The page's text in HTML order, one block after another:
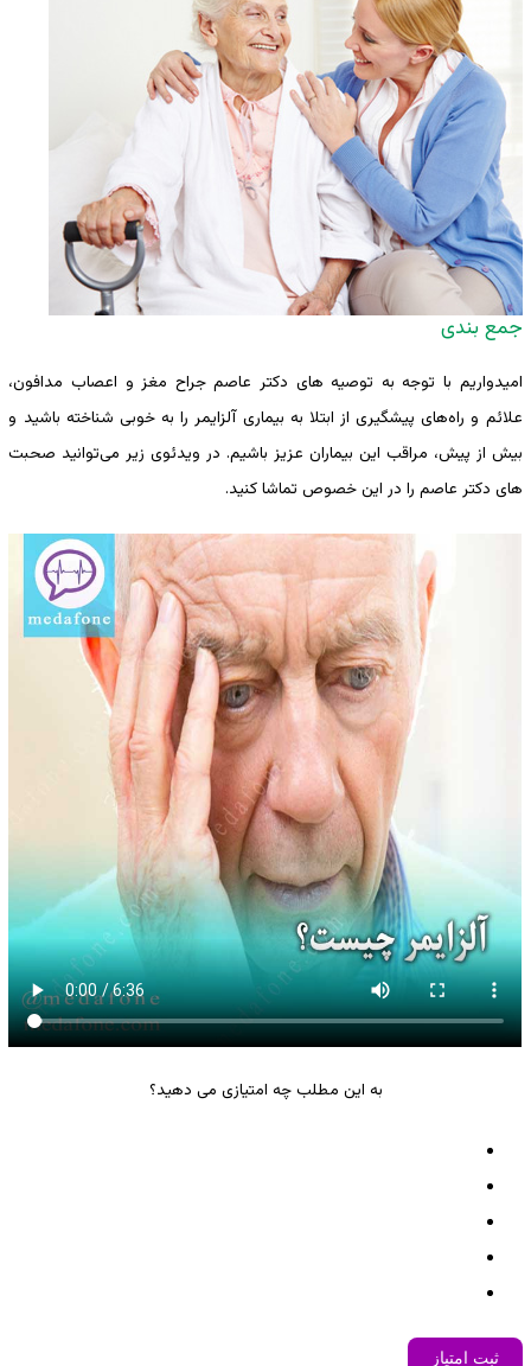
جمع بندی
امیدواریم با توجه به توصیه های دکتر عاصم جراح مغز و اعصاب مدافون،
علائم و راه‌های پیشگیری از ابتلا به بیماری آلزایمر را به خوبی شناخته باشید و
بیش از پیش، مراقب این بیماران عزیز باشیم. در ویدئوی زیر می‌توانید صحبت
های دکتر عاصم را در این خصوص تماشا کنید.
به این مطلب چه امتیازی می دهید؟
ثبت امتیاز